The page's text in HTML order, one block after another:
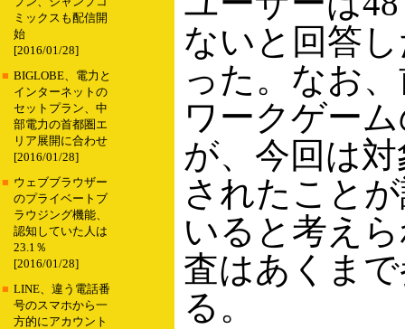
ミックスも配信開
始
[2016/01/28]
■ BIGLOBE、電力と
インターネットの
セットプラン、中
部電力の首都圏エ
リア展開に合わせ
[2016/01/28]
■ ウェブブラウザー
のプライベートブ
ラウジング機能、
認知していた人は
23.1％
[2016/01/28]
■ LINE、違う電話番
号のスマホから一
方的にアカウント
ないと回答
った。なお
ワークゲー
が、今回は
されたこと
いると考え
査はあくま
る。